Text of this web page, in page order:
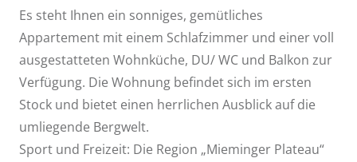
Es steht Ihnen ein sonniges, gemütliches
Appartement mit einem Schlafzimmer und einer voll
ausgestatteten Wohnküche, DU/ WC und Balkon zur
Verfügung. Die Wohnung befindet sich im ersten
Stock und bietet einen herrlichen Ausblick auf die
umliegende Bergwelt.
Sport und Freizeit: Die Region „Mieminger Plateau“